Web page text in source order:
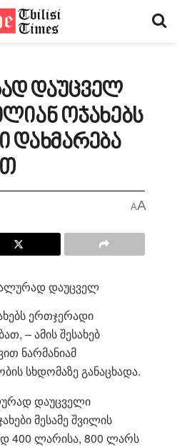
დაუცველ
ოჯახებს
დახმარება
AA
დაუცველ
ერთჯერადი
– ამის შესახებ
ნარმანიამ
სხდომაზე განაცხადა.
დაუცველი
მესამე შვილის
400 ლარისა, 800 ლარს